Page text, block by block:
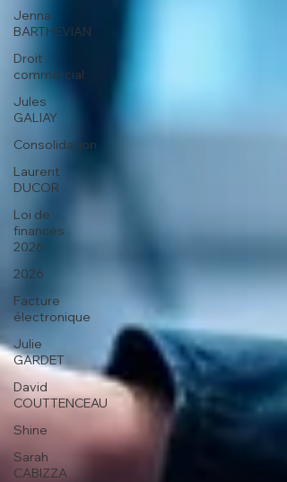
Jenna
BARTHEVIAN
Droit
commercial
Jules
GALIAY
Consolidation
Laurent
DUCOR
Loi de
finances
2026
2026
Facture
électronique
Julie
GARDET
David
COUTTENCEAU
Shine
Sarah
CABIZZA